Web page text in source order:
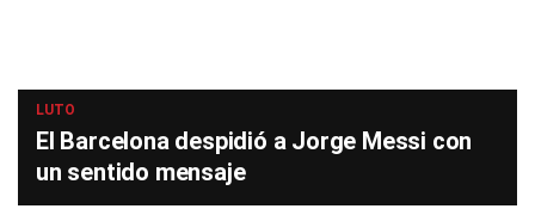
LUTO
El Barcelona despidió a Jorge Messi con
un sentido mensaje